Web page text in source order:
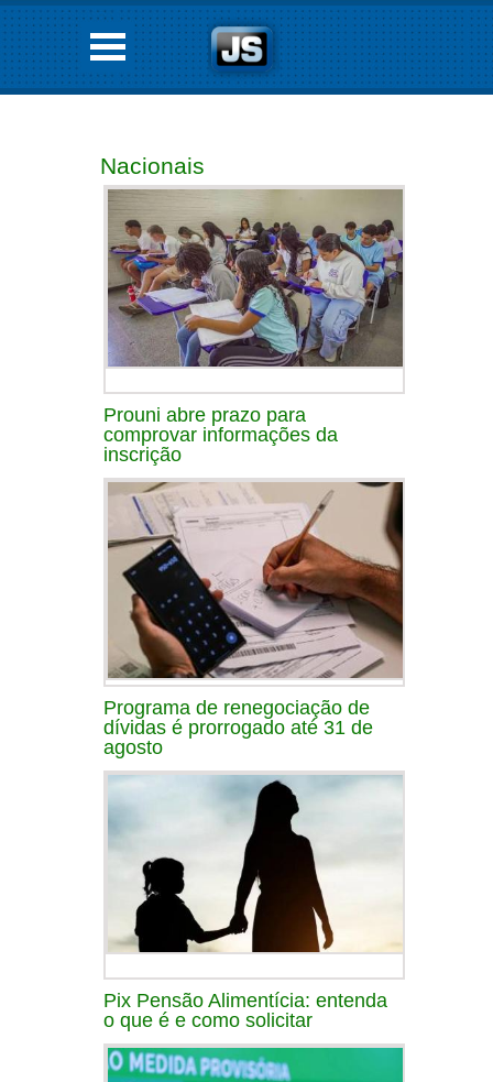
Nacionais
Prouni abre prazo para
comprovar informações da
inscrição
Programa de renegociação de
dívidas é prorrogado até 31 de
agosto
Pix Pensão Alimentícia: entenda
o que é e como solicitar